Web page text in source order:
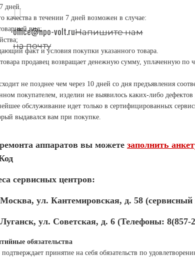
office@npo-volt.ruНапишите нам
на почту
дней.
качества в течении 7 дней возможен в случае:
вид;
факт и условия покупки указанного товара.
продавец возвращает денежную сумму, уплаченную по
не позднее чем через 10 дней со дня предъявления
покупателем, изделии не выявилось каких-либо
обслуживание идет только в сертифицированных
выдавался вам при покупке.
аппаратов вы можете заполнить
сервисных центров:
Москва, ул. Кантемировская, д. 58 (сервисный
ул. Советская, д. 6 (Телефоны: 8(857-
обязательства
принятие на себя обязательств по